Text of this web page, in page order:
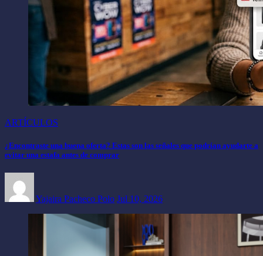
ARTÍCULOS
¿Encontraste una buena oferta? Estas son las señales que podrían ayudarte a
evitar una estafa antes de comprar
Yajaira Pacheco Polo Jul 10, 2026